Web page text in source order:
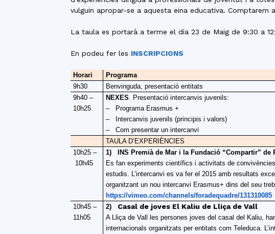
vulguin apropar-se a aquesta eina educativa.
La taula es portarà a terme el dia 23 de Maig de 9:30 a
En podeu fer les INSCRIPCIONS
Horari
Programa
9h30
Benvinguda, presentació entitats
9h40 –
10h25
NEXES . Presentació intercanvis juvenils:
–
Programa Erasmus +
–
Intercanvis juvenils (principis i valors)
– Com presentar un intercanvi
TAULA D’EXPERIÈNCIES
10h25 –
10h45
1) INS Premià de Mar i la Fundació “Compartir” de
Es fan experiments científics i activitats de
estudis. L’intercanvi es va fer el 2015 amb resultats
organitzant un nou intercanvi Erasmus+ dins del seu
https://vimeo.com/channels/foradequadre/131310085
10h45 –
11h05
2) Casal de joves El Kaliu de Lliça de Vall
A Lliça de Vall les persones joves del casal del Kaliu,
internacionals organitzats per entitats com Teleduca.